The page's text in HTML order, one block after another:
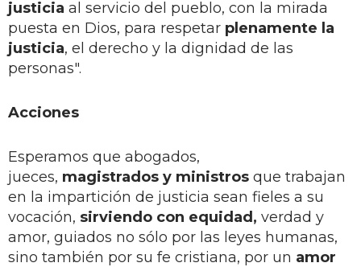
justicia al servicio del pueblo, con la mirada
puesta en Dios, para respetar plenamente la
justicia, el derecho y la dignidad de las
personas".
Acciones
Esperamos que abogados,
jueces, magistrados y ministros que trabajan
en la impartición de justicia sean fieles a su
vocación, sirviendo con equidad, verdad y
amor, guiados no sólo por las leyes humanas,
sino también por su fe cristiana, por un amor